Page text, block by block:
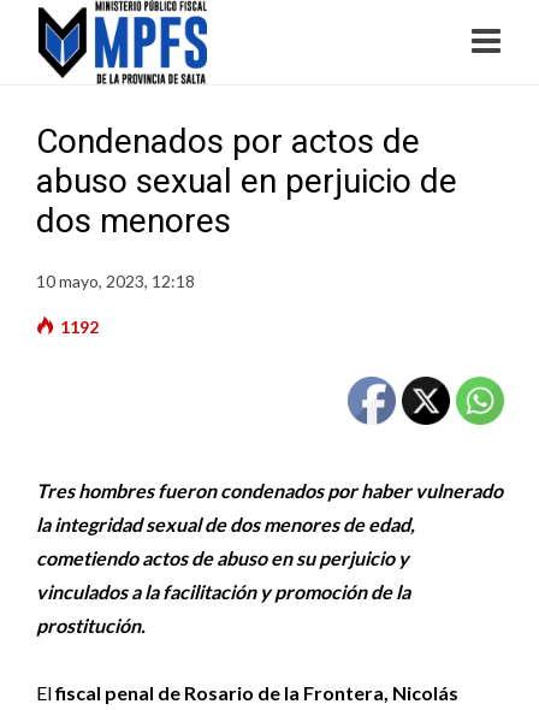
Condenados por actos de
abuso sexual en perjuicio de
dos menores
10 mayo, 2023, 12:18
1192
Tres hombres fueron condenados por haber vulnerado
la integridad sexual de dos menores de edad,
cometiendo actos de abuso en su perjuicio y
vinculados a la facilitación y promoción de la
prostitución.
Elfiscal penal de Rosario de la Frontera, Nicolás